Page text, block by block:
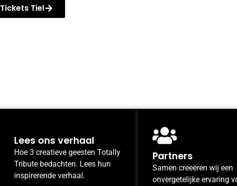
Tickets Tiel
Lees ons verhaal
Hoe 3 creatieve geesten Totally
Tribute bedachten. Lees hun
inspirerende verhaal.
Partners
Samen creeëren wij een
onvergetelijke ervaring